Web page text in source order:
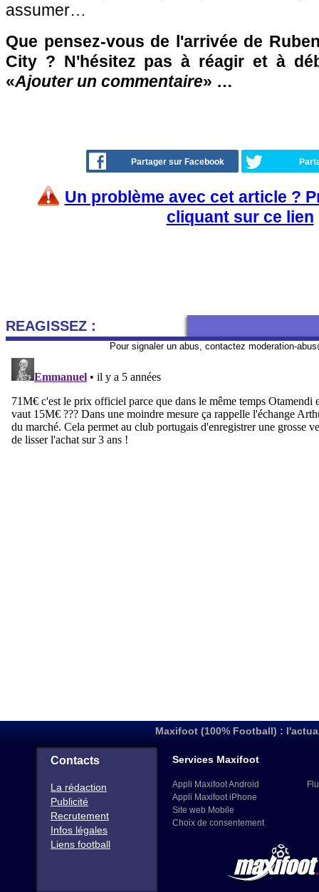
assumer…
Que pensez-vous de l'arrivée de
City ? N'hésitez pas à réagir et à
«Ajouter un commentaire» …
Partager sur Facebook
Un problème avec cet article ?
cliquant sur ce lien
REAGISSEZ :
Pour signaler un abus, contactez moderation-
Maxifoot (100% Football) :
Contacts
La rédaction
Publicité
Recrutement
Infos légales
Liens football
Services Maxifoot
Appli Maxifoot Android
Appli Maxifoot iPhone
Site web Mobile
Choix de consentement